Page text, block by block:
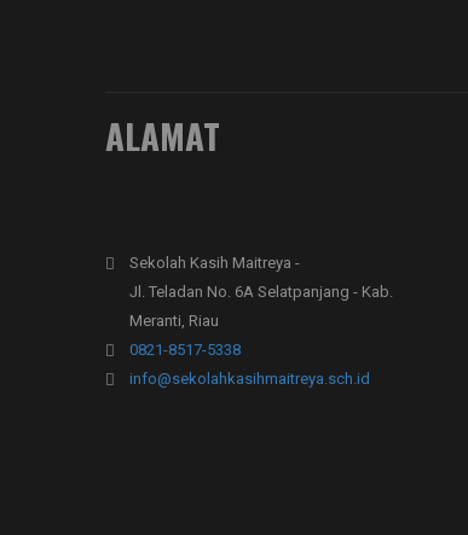
ALAMAT
Sekolah Kasih Maitreya -
Jl. Teladan No. 6A Selatpanjang - Kab.
Meranti, Riau
0821-8517-5338
info@sekolahkasihmaitreya.sch.id